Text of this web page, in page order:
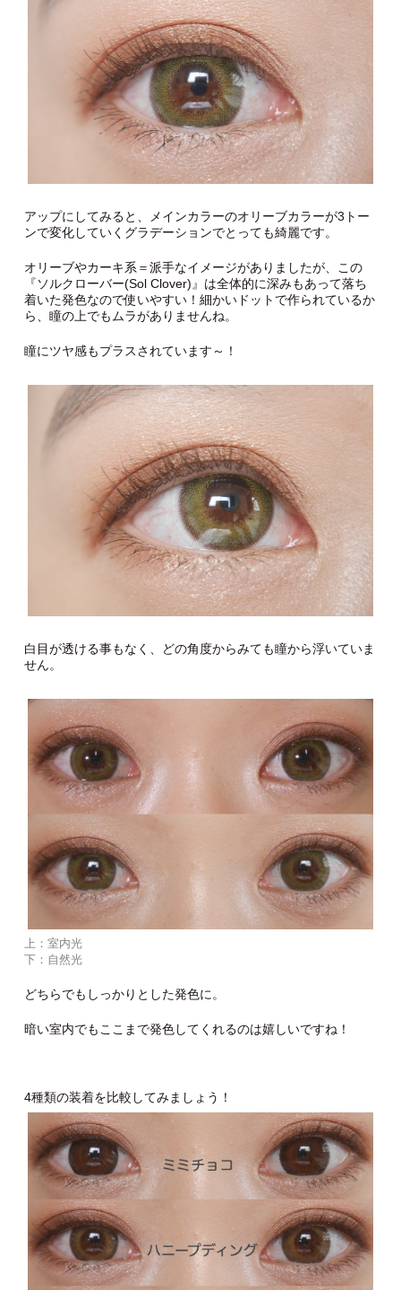
アップにしてみると、メインカラーのオリーブカラーが3トー
ンで変化していくグラデーションでとっても綺麗です。
オリーブやカーキ系＝派手なイメージがありましたが、この
『ソルクローバー(Sol Clover)』は全体的に深みもあって落ち
着いた発色なので使いやすい！細かいドットで作られているか
ら、瞳の上でもムラがありませんね。
瞳にツヤ感もプラスされています～！
白目が透ける事もなく、どの角度からみても瞳から浮いていま
せん。
上：室内光
下：自然光
どちらでもしっかりとした発色に。
暗い室内でもここまで発色してくれるのは嬉しいですね！
4種類の装着を比較してみましょう！